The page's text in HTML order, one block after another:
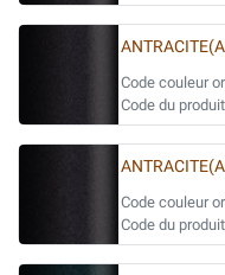
Code couleur
Code du
Code couleur
Code du